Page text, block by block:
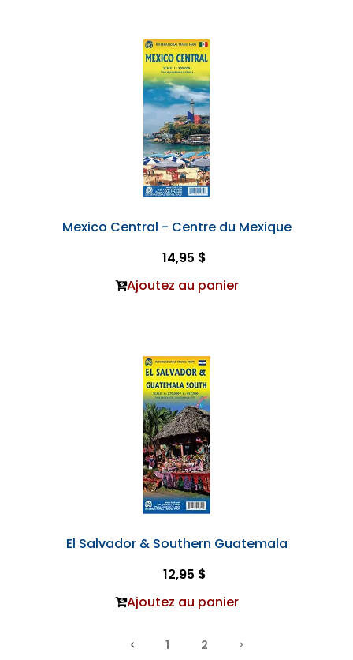
Mexico Central - Centre du Mexique
14,95 $
Ajoutez au panier
El Salvador & Southern Guatemala
12,95 $
Ajoutez au panier
1 2